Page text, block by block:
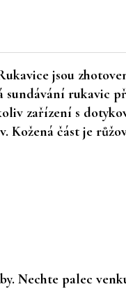
jsou
sundávání
zařízení s
část je
Nechte palec